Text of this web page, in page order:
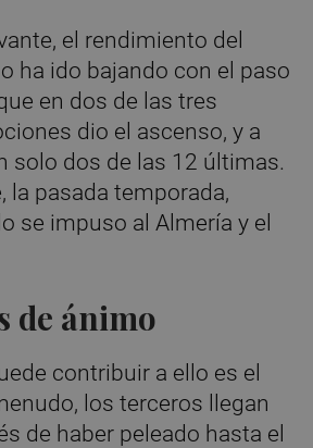
el rendimiento del
ha ido bajando con el paso
en dos de las tres
dio el ascenso, y a
solo dos de las 12 últimas.
la pasada temporada,
se impuso al Almería y el
de ánimo
contribuir a ello es el
los terceros llegan
de haber peleado hasta el